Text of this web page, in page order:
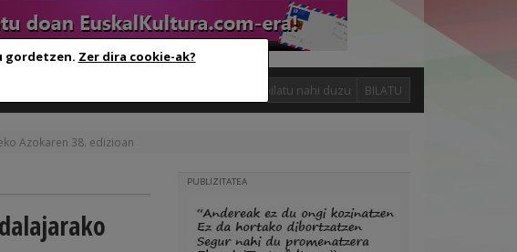
gordetzen. Zer dira cookie-ak?
BILATU
Azokaren 38. edizioan
PUBLIZITATEA